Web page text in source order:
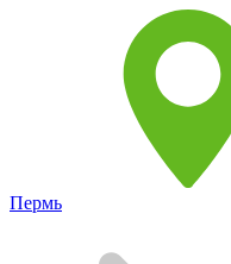
Пермь